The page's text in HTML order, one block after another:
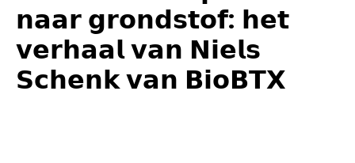
𝗻𝗮𝗮𝗿 𝗴𝗿𝗼𝗻𝗱𝘀𝘁𝗼𝗳: 𝗵𝗲𝘁
𝘃𝗲𝗿𝗵𝗮𝗮𝗹 𝘃𝗮𝗻 𝗡𝗶𝗲𝗹𝘀
𝗦𝗰𝗵𝗲𝗻𝗸 𝘃𝗮𝗻 𝗕𝗶𝗼𝗕𝗧𝗫